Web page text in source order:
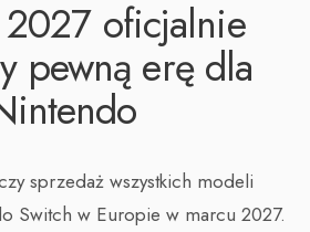
oficjalnie
pewną erę dla
sprzedaż wszystkich modeli
Switch w Europie w marcu 2027.